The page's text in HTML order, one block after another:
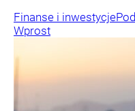
Finanse i inwestycje
Wprost